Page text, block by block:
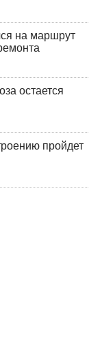
на маршрут
остается
пройдет